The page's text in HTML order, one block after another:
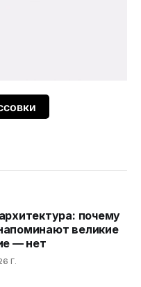
почему
великие
— нет
Г.